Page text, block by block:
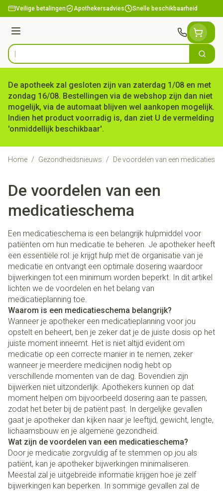
Ga naar de inhoud
Veilige betalingen Apothekersadvies Snelle beschikbaarheid
Menu
Product, merk, categorie... Zoek
De apotheek zal gesloten zijn van zaterdag 1/08 en met
zondag 16/08. Bestellingen via de webshop zijn dan niet
mogelijk, via de automaat blijven wel aankopen mogelijk.
Indien het product voorradig is, dan ziet U de vermelding
'onmiddellijk beschikbaar'.
Home / Gezondheidsnieuws / De voordelen van een
De voordelen van een
medicatieschema
Een medicatieschema is een belangrijk hulpmiddel voor
patiënten om hun medicatie te beheren. Je apotheker heeft
een essentiële rol: je krijgt hulp met de organisatie van je
medicatie en ontvangt een optimale dosering waardoor
bijwerkingen tot een minimum worden beperkt. In dit artikel
lichten we de voordelen en het belang van
medicatieplanning toe.
Waarom is een medicatieschema belangrijk?
Wanneer je apotheker een medicatieplanning voor jou
opstelt en beheert, ben je zeker dat je de juiste dosis op het
juiste moment inneemt. Het is niet altijd evident om
medicatie op een correcte manier in te nemen, zeker
wanneer je meerdere medicijnen nodig hebt op
verschillende momenten van de dag. Bovendien zijn
bijwerken niet uitzonderlijk. Apothekers kunnen op dat
moment helpen om bijvoorbeeld dosering aan te passen,
zodat het beter bij de patiënt past. In dergelijke gevallen
gaat je apotheker dan kijken naar je leeftijd, gewicht, lengte,
lichaamsbouw en je algemene gezondheid.
Wat zijn de voordelen van een medicatieschema?
Door je medicatie zorgvuldig af te stemmen op jou als
patiënt, kan je apotheker bijwerkingen minimaliseren.
Meestal zal je uitgebreide informatie krijgen hoe je zelf
bijwerkingen kan beperken. In sommige gevallen zal de